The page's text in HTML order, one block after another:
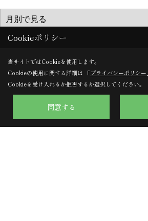
〒617-0002
Cookieポリシー
当サイトではCookieを使用します。
Cookieの使用に関する詳細は 「プライバシーポリシー
Cookieを受け入れるか拒否するか選択してください。
同意する